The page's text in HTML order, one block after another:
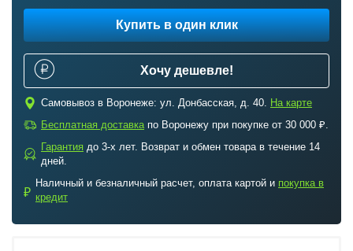
Купить в один клик
Хочу дешевле!
c Самовывоз в Воронеже: ул. Донбасская, д. 40. На карте
a Бесплатная доставкапо Воронежу при покупке от 30 000 ₽.
b
Гарантия до 3-х лет. Возврат и обмен товара в течение 14
дней.
₽
Наличный и безналичный расчет, оплата картой и покупка в
кредит